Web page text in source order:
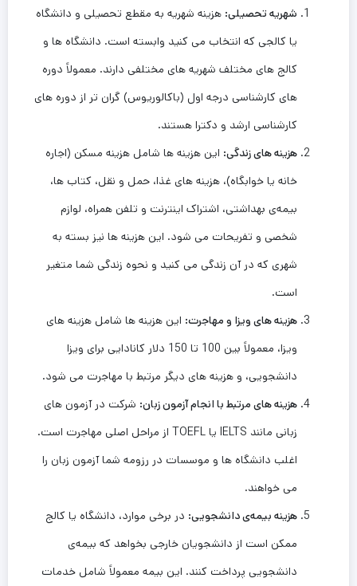
شهریه تحصیلی: هزینه شهریه به مقطع تحصیلی و دانشگاه
یا کالجی که انتخاب می ‌کنید وابسته است. دانشگاه‌ ها و
کالج‌ های مختلف شهریه ‌های مختلفی دارند. معمولاً دوره‌
های کارشناسی درجه اول (باکالوریوس) گران ‌تر از دوره ‌های
کارشناسی ارشد و دکترا هستند.
هزینه ‌های زندگی: این هزینه‌ ها شامل هزینه مسکن (اجاره
خانه یا خوابگاه)، هزینه‌ های غذا، حمل و نقل، کتاب‌ ها،
بیمه‌ی بهداشتی، اشتراک اینترنت و تلفن همراه، لوازم
شخصی و تفریحات می‌ شود. این هزینه ‌ها نیز بسته به
شهری که در آن زندگی می ‌کنید و نحوه زندگی شما متغیر
است.
هزینه ‌های ویزا و مهاجرت: این هزینه‌ ها شامل هزینه‌ های
ویزا، معمولاً بین 100 تا 150 دلار کانادایی برای ویزا
دانشجویی، و هزینه ‌های دیگر مرتبط با مهاجرت می‌ شود.
هزینه ‌های مرتبط با انجام آزمون زبان: شرکت در آزمون ‌های
زبانی مانند IELTS یا TOEFL از مراحل اصلی مهاجرت است.
اغلب دانشگاه ها و موسسات در رزومه شما آزمون زبان را
می خواهند.
هزینه بیمه‌ی دانشجویی: در برخی موارد، دانشگاه یا کالج
ممکن است از دانشجویان خارجی بخواهد که بیمه‌ی
دانشجویی پرداخت کنند. این بیمه معمولاً شامل خدمات